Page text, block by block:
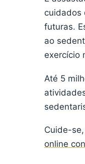
cuidados
futuras.
ao
exercício
Até 5
Cuide-
online